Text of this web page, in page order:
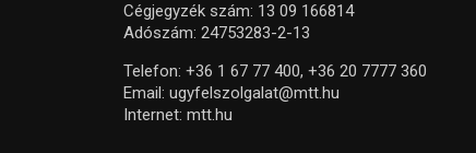
Cégjegyzék szám: 13 09 166814
Adószám: 24753283-2-13
Telefon:+36 1 67 77 400, +36 20 7777 360
Email:ugyfelszolgalat@mtt.hu
Internet:mtt.hu